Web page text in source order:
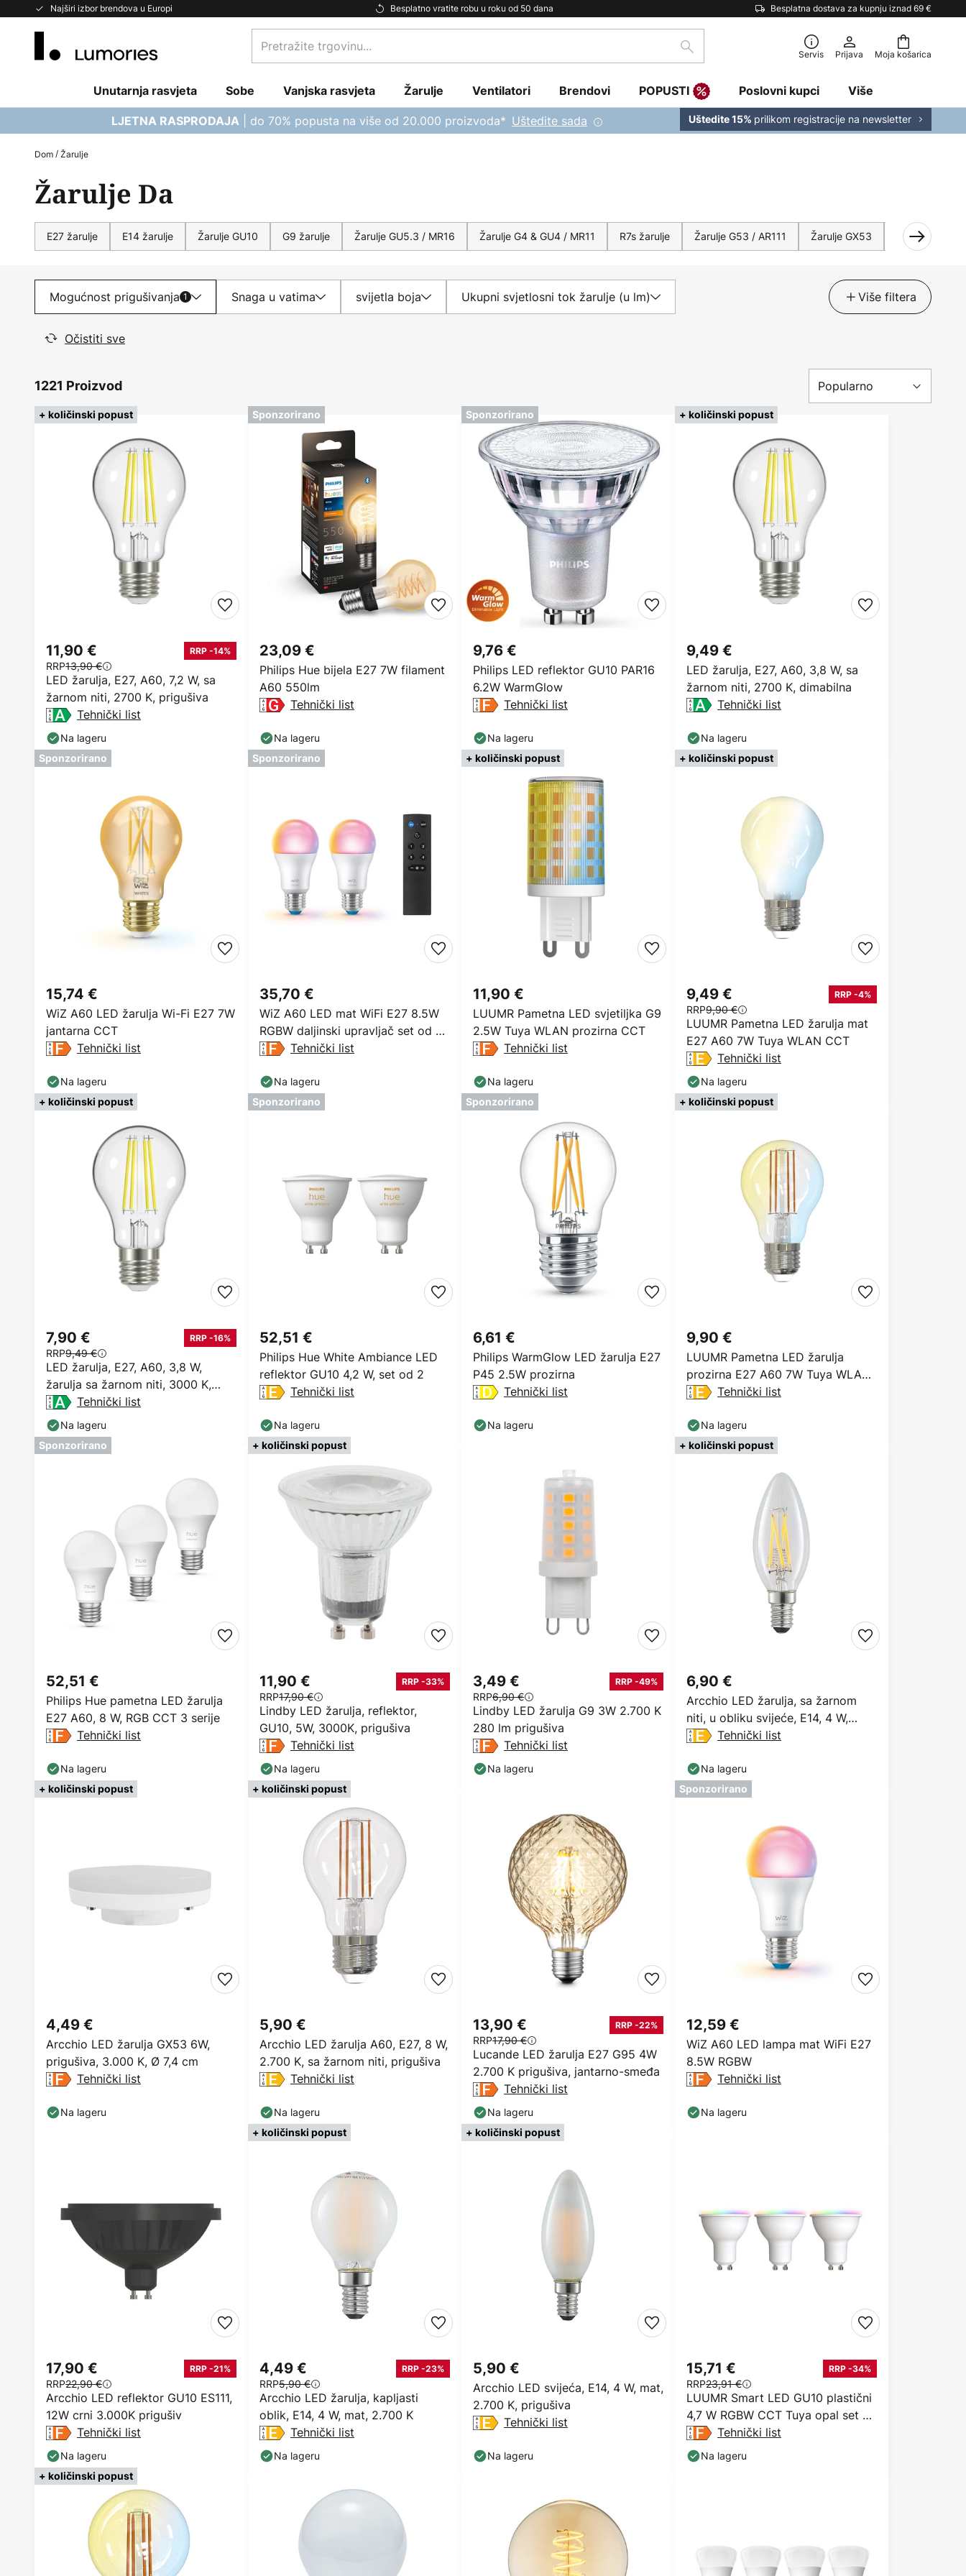
Najširi izbor brendova u Europi Besplatno vratite robu u roku od 50 dana Besplatna dostava za kupnju iznad 69 €
Skip
Moja košarica
Pretražite
trgovinu...
traži Servis Prijava
Unutarnja rasvjeta Sobe Vanjska rasvjeta Žarulje Ventilatori Brendovi POPUSTI Poslovni kupci Više
LJETNA RASPRODAJA | do 70% popusta na više od 20.000 proizvoda* Uštedite sada Uštedite 15% prilikom registracije na newsletter
Dom Žarulje
Žarulje Da
E27 žarulje E14 žarulje Žarulje GU10 G9 žarulje Žarulje GU5.3 / MR16 Žarulje G4 & GU4 / MR11 R7s žarulje Žarulje G53 / AR111 Žarulje GX53 B22 žarulje
Mogućnost prigušivanja 1 Snaga u vatima svijetla boja Ukupni svjetlosni tok žarulje (u lm) Više filtera
Očistiti sve
1221 Proizvod
+ količinski popust
LED žarulja, E27, A60, 7,2 W, sa
žarnom niti, 2700 K, prigušiva
11,90 € RRP -14%
RRP13,90 €
Tehnički list
Na lageru
Sponzorirano
Philips Hue bijela E27 7W filament
A60 550lm
23,09 €
Tehnički list
Na lageru
Sponzorirano
Philips LED reflektor GU10 PAR16
6.2W WarmGlow
9,76 €
Tehnički list
Na lageru
+ količinski popust
LED žarulja, E27, A60, 3,8 W, sa
žarnom niti, 2700 K, dimabilna
9,49 €
Tehnički list
Na lageru
Sponzorirano
WiZ A60 LED žarulja Wi-Fi E27 7W
jantarna CCT
15,74 €
Tehnički list
Na lageru
Sponzorirano
WiZ A60 LED mat WiFi E27 8.5W
RGBW daljinski upravljač set od 2
komada
35,70 €
Tehnički list
Na lageru
+ količinski popust
LUUMR Pametna LED svjetiljka G9
2.5W Tuya WLAN prozirna CCT
11,90 €
Tehnički list
Na lageru
+ količinski popust
LUUMR Pametna LED žarulja mat
E27 A60 7W Tuya WLAN CCT
9,49 € RRP -4%
RRP9,90 €
Tehnički list
Na lageru
+ količinski popust
LED žarulja, E27, A60, 3,8 W,
žarulja sa žarnom niti, 3000 K,
prigušiva
7,90 € RRP -16%
RRP9,49 €
Tehnički list
Na lageru
Sponzorirano
Philips Hue White Ambiance LED
reflektor GU10 4,2 W, set od 2
52,51 €
Tehnički list
Na lageru
Sponzorirano
Philips WarmGlow LED žarulja E27
P45 2.5W prozirna
6,61 €
Tehnički list
Na lageru
+ količinski popust
LUUMR Pametna LED žarulja
prozirna E27 A60 7W Tuya WLAN
CCT
9,90 €
Tehnički list
Na lageru
Sponzorirano
Philips Hue pametna LED žarulja
E27 A60, 8 W, RGB CCT 3 serije
52,51 €
Tehnički list
Na lageru
+ količinski popust
Lindby LED žarulja, reflektor,
GU10, 5W, 3000K, prigušiva
11,90 € RRP -33%
RRP17,90 €
Tehnički list
Na lageru
Lindby LED žarulja G9 3W 2.700 K
280 lm prigušiva
3,49 € RRP -49%
RRP6,90 €
Tehnički list
Na lageru
+ količinski popust
Arcchio LED žarulja, sa žarnom
niti, u obliku svijeće, E14, 4 W,
prozirna
6,90 €
Tehnički list
Na lageru
+ količinski popust
Arcchio LED žarulja GX53 6W,
prigušiva, 3.000 K, Ø 7,4 cm
4,49 €
Tehnički list
Na lageru
+ količinski popust
Arcchio LED žarulja A60, E27, 8 W,
2.700 K, sa žarnom niti, prigušiva
5,90 €
Tehnički list
Na lageru
Lucande LED žarulja E27 G95 4W
2.700 K prigušiva, jantarno-smeđa
13,90 € RRP -22%
RRP17,90 €
Tehnički list
Na lageru
Sponzorirano
WiZ A60 LED lampa mat WiFi E27
8.5W RGBW
12,59 €
Tehnički list
Na lageru
Arcchio LED reflektor GU10 ES111,
12W crni 3.000K prigušiv
17,90 € RRP -21%
RRP22,90 €
Tehnički list
Na lageru
+ količinski popust
Arcchio LED žarulja, kapljasti
oblik, E14, 4 W, mat, 2.700 K
4,49 € RRP -23%
RRP5,90 €
Tehnički list
Na lageru
+ količinski popust
Arcchio LED svijeća, E14, 4 W, mat,
2.700 K, prigušiva
5,90 €
Tehnički list
Na lageru
LUUMR Smart LED GU10 plastični
4,7 W RGBW CCT Tuya opal set od
3
15,71 € RRP -34%
RRP23,91 €
Tehnički list
Na lageru
+ količinski popust